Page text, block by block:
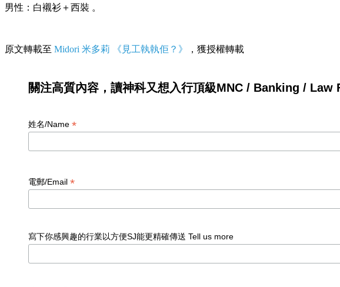
男性：白襯衫＋西裝 。
原文轉載至 Midori 米多莉 《見工執執佢？》 ，獲授權轉載
關注高質內容，讀神科又想入行頂級MNC / Banking / Law
姓名/Name *
電郵/Email *
寫下你感興趣的行業以方便SJ能更精確傳送 Tell us more